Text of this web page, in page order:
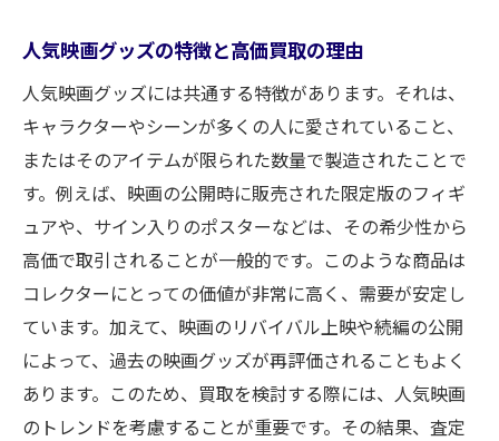
複数の買取店で相見積もりを取る重要性
映画グッズの正確な情報を集める方法
買取希望価格の目安を設定する
買取契約前の重要ポイント
高価買取を狙う！映画グッズの査定ポイントを
理解する
映画グッズの年式と製造背景を調べる
付属品の有無が買取価格に及ぼす影響
オリジナル包装の保存がもたらす利点
映画グッズの製造数が価値に与える効果
限定版映画グッズの魅力を知る
人気映画グッズの特徴と高価買取の理由
人気映画グッズには共通する特徴があります。それは、
キャラクターやシーンが多くの人に愛されていること、
またはそのアイテムが限られた数量で製造されたことで
す。例えば、映画の公開時に販売された限定版のフィギ
ュアや、サイン入りのポスターなどは、その希少性から
高価で取引されることが一般的です。このような商品は
コレクターにとっての価値が非常に高く、需要が安定し
ています。加えて、映画のリバイバル上映や続編の公開
によって、過去の映画グッズが再評価されることもよく
あります。このため、買取を検討する際には、人気映画
のトレンドを考慮することが重要です。その結果、査定